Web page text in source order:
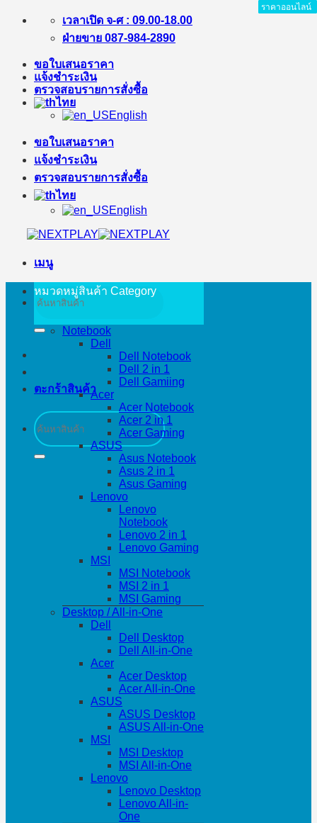
ข้าม
เนื้อหา
เวลาเปิด จ-ศ : 09.00-18.00
ฝ่ายขาย 087-984-2890
ขอใบเสนอราคา
แจ้งชำระเงิน
ตรวจสอบรายการสั่งซื้อ
ไทย
English
ขอใบเสนอราคา
แจ้งชำระเงิน
ตรวจสอบรายการสั่งซื้อ
ไทย
English
เมนู
ค้นหา:
ตะกร้าสินค้า
ค้นหา:
หมวดหมู่สินค้า Category
Notebook
Dell
Dell Notebook
Dell 2 in 1
Dell Gamiing
Acer
Acer Notebook
Acer 2 in 1
Acer Gaming
ASUS
Asus Notebook
Asus 2 in 1
Asus Gaming
Lenovo
Lenovo
Notebook
Lenovo 2 in 1
Lenovo Gaming
MSI
MSI Notebook
MSI 2 in 1
MSI Gaming
Desktop / All-in-One
Dell
Dell Desktop
Dell All-in-One
Acer
Acer Desktop
Acer All-in-One
ASUS
ASUS Desktop
ASUS All-in-One
MSI
MSI Desktop
MSI All-in-One
Lenovo
Lenovo Desktop
Lenovo All-in-
One
ราคาออนไลน์
ราคาออนไลน์
ราคาออนไลน์
ราคาออนไลน์
ราคาออนไลน์
ราคาออนไลน์
ราคาออนไลน์
ราคาออนไลน์